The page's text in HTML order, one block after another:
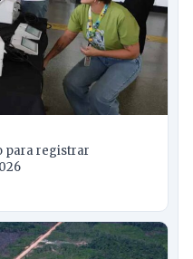
para registrar